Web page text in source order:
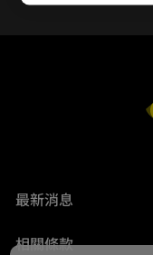
最新消息
相關條款